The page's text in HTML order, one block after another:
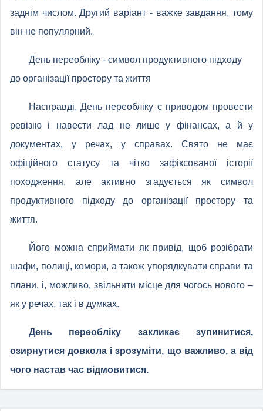
заднім числом. Другий варіант - важке завдання, тому
він не популярний.
День переобліку - символ продуктивного підходу
до організації простору та життя
Насправді, День переобліку є приводом провести
ревізію і навести лад не лише у фінансах, а й у
документах, у речах, у справах. Свято не має
офіційного статусу та чітко зафіксованої історії
походження, але активно згадується як символ
продуктивного підходу до організації простору та
життя.
Його можна сприймати як привід, щоб розібрати
шафи, полиці, комори, а також упорядкувати справи та
плани, і, можливо, звільнити місце для чогось нового –
як у речах, так і в думках.
День переобліку закликає зупинитися,
озирнутися довкола і зрозуміти, що важливо, а від
чого настав час відмовитися.